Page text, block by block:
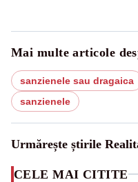
Mai multe articole
sanzienele sau dragaica
sanzienele
Urmărește știrile
CELE MAI CITITE